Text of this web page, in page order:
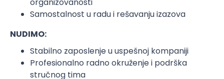
Samostalnost u radu i rešavanju izazova
NUDIMO:
Stabilno zaposlenje u uspešnoj kompaniji
Profesionalno radno okruženje i podrška
stručnog tima